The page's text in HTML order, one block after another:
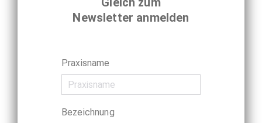
Newsletter anmelden
Praxisname
Bezeichnung